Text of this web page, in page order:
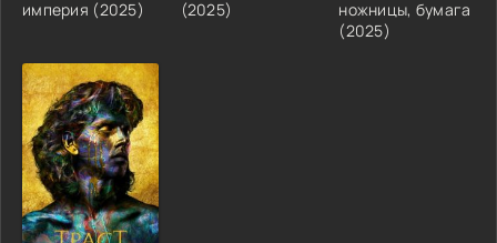
империя (2025)
(2025)
ножницы, бумага
(2025)